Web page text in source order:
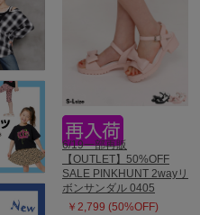
6/19一部再販
【OUTLET】50%OFF
SALE PINKHUNT 2wayリ
ボンサンダル 0405
￥2,799 (50%OFF)